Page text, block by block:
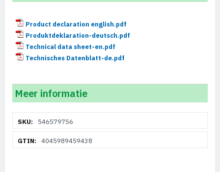
Product declaration english.pdf
Produktdeklaration-deutsch.pdf
Technical data sheet-en.pdf
Technisches Datenblatt-de.pdf
Meer informatie
informatie546579756
4045989459438